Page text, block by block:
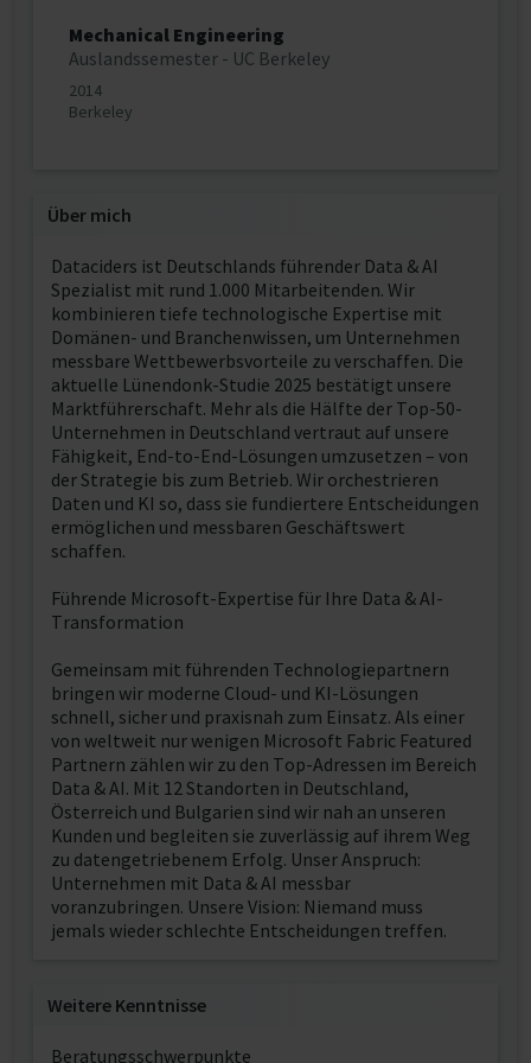
Mechanical Engineering
Auslandssemester - UC Berkeley
2014
Berkeley
Über mich
Dataciders ist Deutschlands führender Data & AI
Spezialist mit rund 1.000 Mitarbeitenden. Wir
kombinieren tiefe technologische Expertise mit
Domänen- und Branchenwissen, um Unternehmen
messbare Wettbewerbsvorteile zu verschaffen. Die
aktuelle Lünendonk-Studie 2025 bestätigt unsere
Marktführerschaft. Mehr als die Hälfte der Top-50-
Unternehmen in Deutschland vertraut auf unsere
Fähigkeit, End-to-End-Lösungen umzusetzen – von
der Strategie bis zum Betrieb. Wir orchestrieren
Daten und KI so, dass sie fundiertere Entscheidungen
ermöglichen und messbaren Geschäftswert
schaffen.
Führende Microsoft-Expertise für Ihre Data & AI-
Transformation
Gemeinsam mit führenden Technologiepartnern
bringen wir moderne Cloud- und KI-Lösungen
schnell, sicher und praxisnah zum Einsatz. Als einer
von weltweit nur wenigen Microsoft Fabric Featured
Partnern zählen wir zu den Top‑Adressen im Bereich
Data & AI. Mit 12 Standorten in Deutschland,
Österreich und Bulgarien sind wir nah an unseren
Kunden und begleiten sie zuverlässig auf ihrem Weg
zu datengetriebenem Erfolg. Unser Anspruch:
Unternehmen mit Data & AI messbar
voranzubringen. Unsere Vision: Niemand muss
jemals wieder schlechte Entscheidungen treffen.
Weitere Kenntnisse
Beratungsschwerpunkte